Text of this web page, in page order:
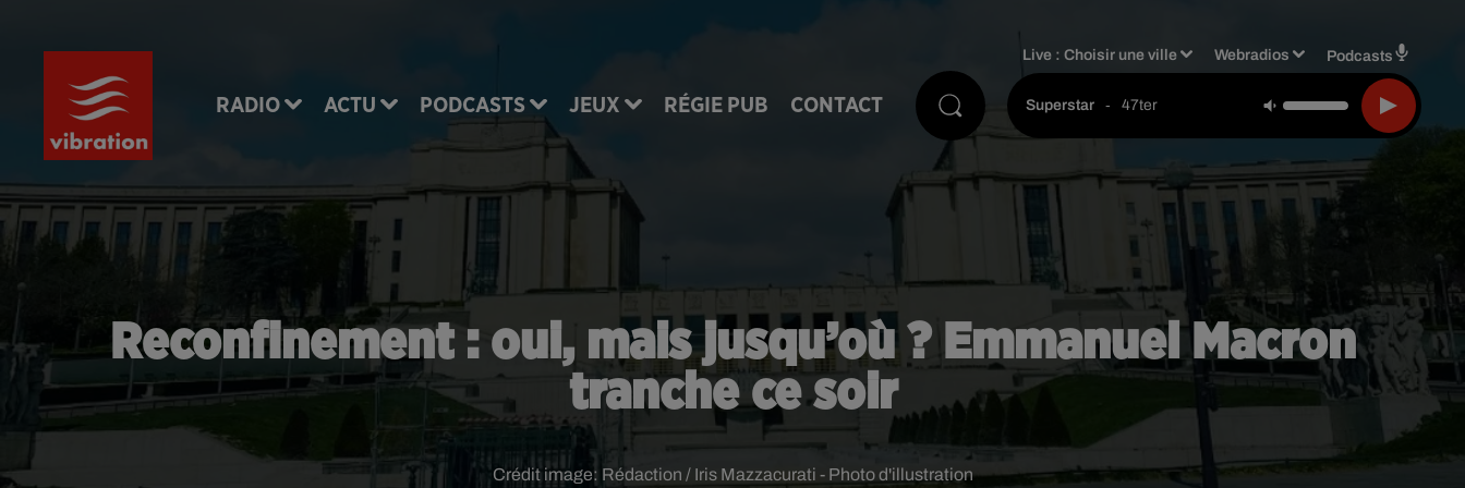
RADIO ACTU PODCASTS JEUX RÉGIE PUB CONTACT
Live :Choisir une ville Webradios Podcasts
Superstar - 47ter
Reconfinement : oui, mais jusqu’où ? Emmanuel Macron
tranche ce soir
Crédit image: Rédaction / Iris Mazzacurati - Photo d'illustration